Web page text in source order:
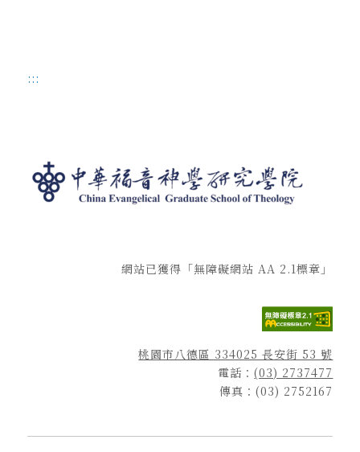
:::
網站已獲得「無障礙網站 AA 2.1標章」
桃園市八德區 334025 長安街 53 號
電話：(03) 2737477
傳真：(03) 2752167